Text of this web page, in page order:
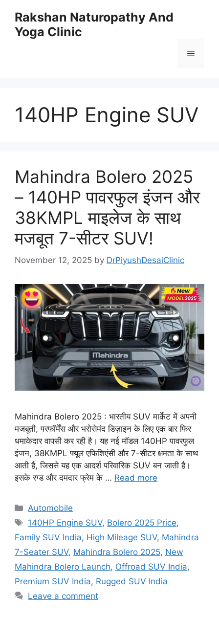
content
Rakshan Naturopathy And
Yoga Clinic
Menu
140HP Engine SUV
Mahindra Bolero 2025
– 140HP पावरफुल इंजन और
38KMPL माइलेज के साथ
मजबूत 7-सीटर SUV!
November 12, 2025 by DrPiyushDesaiClinic
Mahindra Bolero 2025 : भारतीय SUV मार्केट में अपनी
मजबूती, परफॉर्मेंस और भरोसेमंद डिज़ाइन के लिए एक बार फिर
धमाकेदार वापसी कर रही है। यह नई मॉडल 140HP पावरफुल
इंजन, 38KMPL फ्यूल एफिशिएंसी और 7-सीटर क्षमता के साथ
आती है, जिससे यह एक आदर्श परिवारिक SUV बन जाती है।
इसके रग्ड और दमदार फ्रेम के … Read more
Categories
Automobile
Tags
140HP Engine SUV, Bolero 2025 Price,
Family SUV India, High Mileage SUV, Mahindra
7-Seater SUV, Mahindra Bolero 2025, New
Mahindra Bolero Launch, Offroad SUV India,
Premium SUV India, Rugged SUV India
Leave a comment